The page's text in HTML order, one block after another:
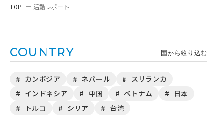
TOP 活動レポート
COUNTRY 国から絞り込む
カンボジア ネパール
スリランカ
インドネシア
中国 ベトナム
日本
トルコ
シリア 台湾